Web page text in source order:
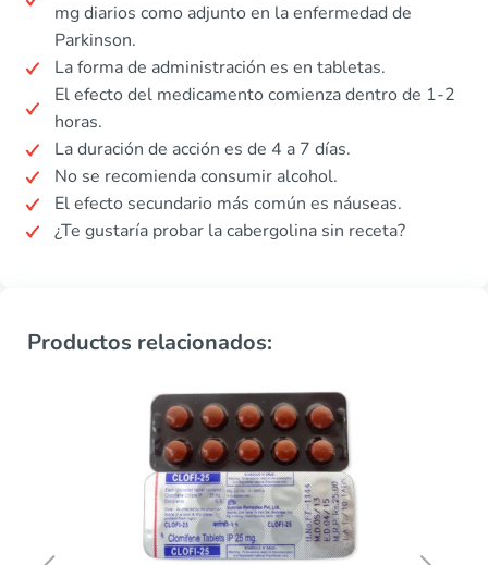
mg diarios como adjunto en la enfermedad de
Parkinson.
La forma de administración es en tabletas.
El efecto del medicamento comienza dentro de 1-2
horas.
La duración de acción es de 4 a 7 días.
No se recomienda consumir alcohol.
El efecto secundario más común es náuseas.
¿Te gustaría probar la cabergolina sin receta?
Productos relacionados: